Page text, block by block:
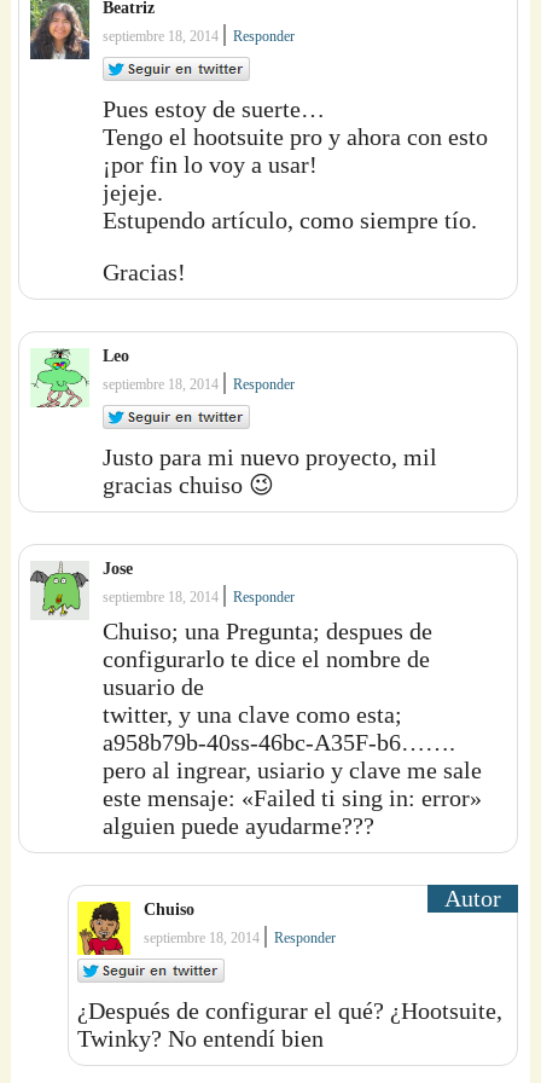
Beatriz
septiembre 18, 2014 |Responder
Pues estoy de suerte…
Tengo el hootsuite pro y ahora con esto
¡por fin lo voy a usar!
jejeje.
Estupendo artículo, como siempre tío.
Gracias!
Leo
septiembre 18, 2014 |Responder
Justo para mi nuevo proyecto, mil
gracias chuiso 😉
Jose
septiembre 18, 2014 |Responder
Chuiso; una Pregunta; despues de
configurarlo te dice el nombre de
usuario de
twitter, y una clave como esta;
a958b79b-40ss-46bc-A35F-b6…….
pero al ingrear, usiario y clave me sale
este mensaje: «Failed ti sing in: error»
alguien puede ayudarme???
Chuiso
septiembre 18, 2014 |Responder
¿Después de configurar el qué? ¿Hootsuite,
Twinky? No entendí bien